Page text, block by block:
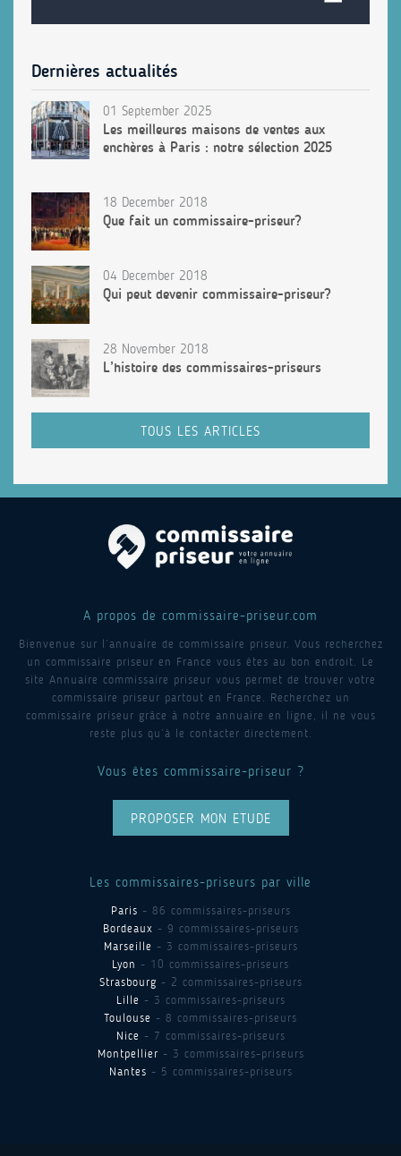
Dernières actualités
01 September 2025
Les meilleures maisons de ventes aux
enchères à Paris : notre sélection 2025
18 December 2018
Que fait un commissaire-priseur?
04 December 2018
Qui peut devenir commissaire-priseur?
28 November 2018
L’histoire des commissaires-priseurs
TOUS LES ARTICLES
A propos de commissaire-priseur.com
Bienvenue sur l’annuaire de commissaire priseur. Vous recherchez
un commissaire priseur en France vous êtes au bon endroit. Le
site Annuaire commissaire priseur vous permet de trouver votre
commissaire priseur partout en France. Recherchez un
commissaire priseur grâce à notre annuaire en ligne, il ne vous
reste plus qu’à le contacter directement.
Vous êtes commissaire-priseur ?
PROPOSER MON ETUDE
Les commissaires-priseurs par ville
Paris - 86 commissaires-priseurs
Bordeaux - 9 commissaires-priseurs
Marseille - 3 commissaires-priseurs
Lyon - 10 commissaires-priseurs
Strasbourg - 2 commissaires-priseurs
Lille - 3 commissaires-priseurs
Toulouse - 8 commissaires-priseurs
Nice - 7 commissaires-priseurs
Montpellier - 3 commissaires-priseurs
Nantes - 5 commissaires-priseurs